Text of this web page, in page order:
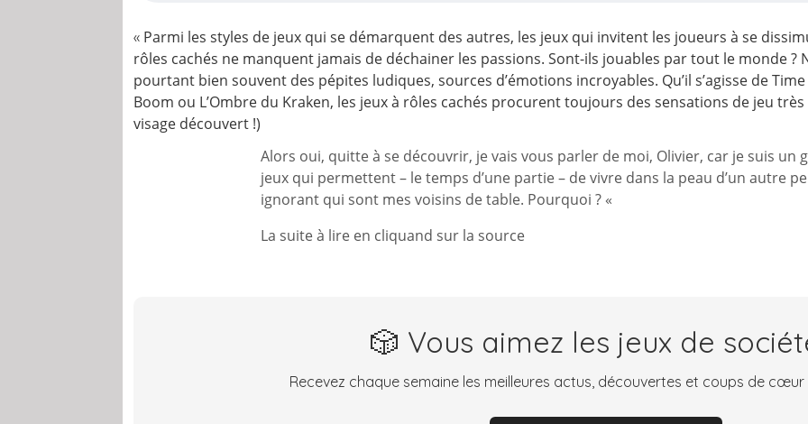
« Parmi les styles de jeux qui se démarquent des autres, les jeux qui invitent les joueurs à se
rôles cachés ne manquent jamais de déchainer les passions. Sont-ils jouables par tout le monde ?
pourtant bien souvent des pépites ludiques, sources d’émotions incroyables. Qu’il s’agisse de
Boom ou L’Ombre du Kraken, les jeux à rôles cachés procurent toujours des sensations de jeu
visage découvert !)
Alors oui, quitte à se découvrir, je vais vous parler de moi, Olivier, car je suis un
jeux qui permettent – le temps d’une partie – de vivre dans la peau d’un autre
ignorant qui sont mes voisins de table. Pourquoi ? «
La suite à lire en cliquand sur la source
🎲 Vous aimez les jeux de
Recevez chaque semaine les meilleures actus, découvertes et coups de